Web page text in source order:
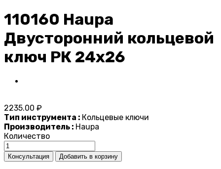
110160 Haupa
Двусторонний кольцевой
ключ РК 24x26
2235.00 ₽
Тип инструмента : Кольцевые ключи
Производитель : Haupa
Количество